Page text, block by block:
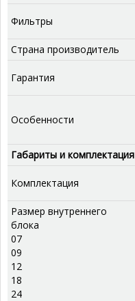
Фильтры
Страна производитель
Гарантия
Особенности
Габариты и комплектация
Комплектация
Размер внутреннего
блока
07
09
12
18
24